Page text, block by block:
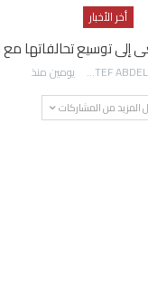
أخر الأخبار
إلى توسيع تحالفاتها
AWATEF ABDELHAMED يومين منذ
المزيد من المشاركات